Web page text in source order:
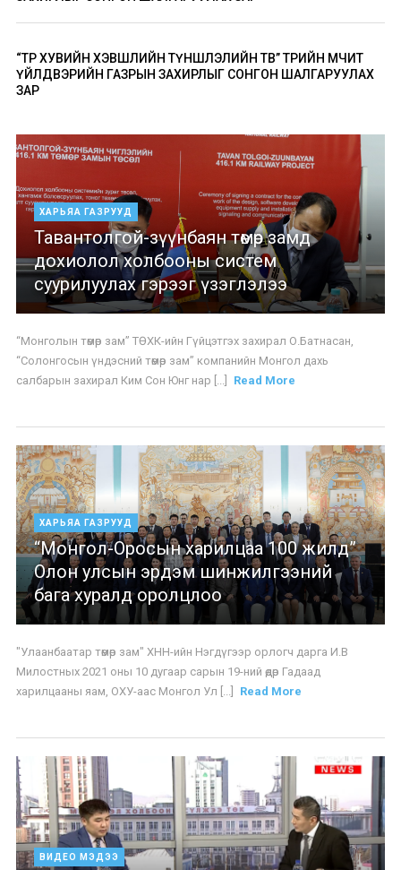
“ТӨР ХУВИЙН ХЭВШЛИЙН ТҮНШЛЭЛИЙН ТӨВ” ТӨРИЙН ӨМЧИТ
ҮЙЛДВЭРИЙН ГАЗРЫН ЗАХИРЛЫГ СОНГОН ШАЛГАРУУЛАХ
ЗАР
ХАРЬЯА ГАЗРУУД
Тавантолгой-зүүнбаян төмөр замд
дохиолол холбооны систем
суурилуулах гэрээг үзэглэлээ
“Монголын төмөр зам” ТӨХК-ийн Гүйцэтгэх захирал О.Батнасан,
“Солонгосын үндэсний төмөр зам” компанийн Монгол дахь
салбарын захирал Ким Сон Юнг нар [...]
Read More
ХАРЬЯА ГАЗРУУД
“Монгол-Оросын харилцаа 100 жилд”
Олон улсын эрдэм шинжилгээний
бага хуралд оролцлоо
"Улаанбаатар төмөр зам" ХНН-ийн Нэгдүгээр орлогч дарга И.В
Милостных 2021 оны 10 дугаар сарын 19-ний өдөр Гадаад
харилцааны яам, ОХУ-аас Монгол Ул [...]
Read More
ВИДЕО МЭДЭЭ